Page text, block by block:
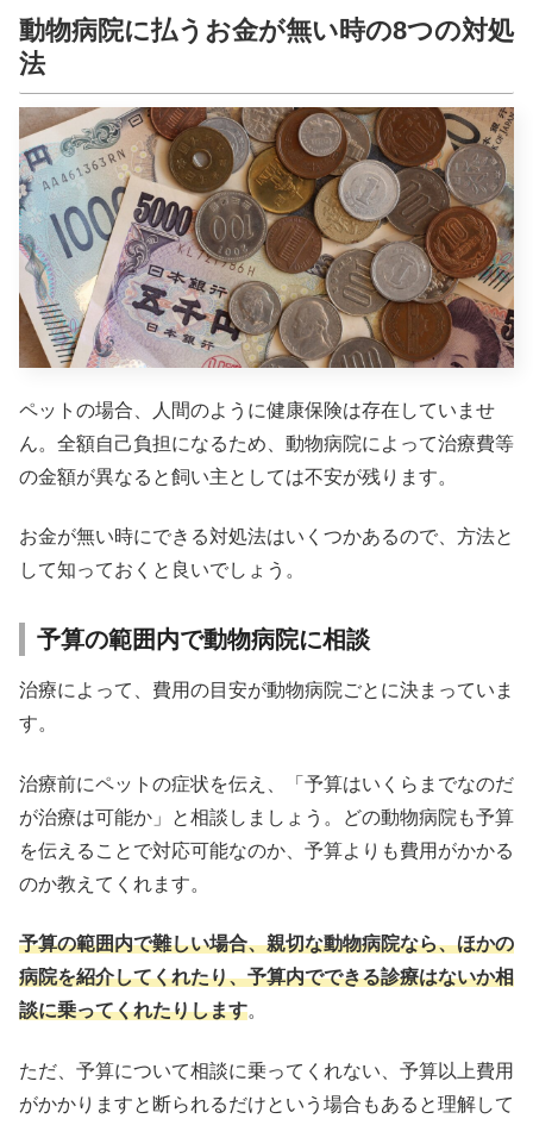
動物病院に払うお金が無い時の8つの対処
法
ペットの場合、人間のように健康保険は存在していませ
ん。全額自己負担になるため、動物病院によって治療費等
の金額が異なると飼い主としては不安が残ります。
お金が無い時にできる対処法はいくつかあるので、方法と
して知っておくと良いでしょう。
予算の範囲内で動物病院に相談
治療によって、費用の目安が動物病院ごとに決まっていま
す。
治療前にペットの症状を伝え、「予算はいくらまでなのだ
が治療は可能か」と相談しましょう。どの動物病院も予算
を伝えることで対応可能なのか、予算よりも費用がかかる
のか教えてくれます。
予算の範囲内で難しい場合、親切な動物病院なら、ほかの
病院を紹介してくれたり、予算内でできる診療はないか相
談に乗ってくれたりします。
ただ、予算について相談に乗ってくれない、予算以上費用
がかかりますと断られるだけという場合もあると理解して